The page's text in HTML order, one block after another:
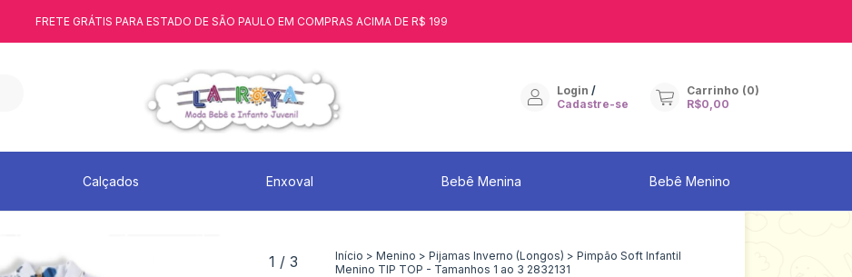
FRETE GRÁTIS PARA ESTADO DE SÃO PAULO EM COMPRAS ACIMA DE R$ 199
Login /
Cadastre-se
Carrinho (0)
R$0,00
Calçados Enxoval Bebê Menina Bebê Menino
1 / 3 Início > Menino > Pijamas Inverno (Longos) > Pimpão Soft Infantil
Menino TIP TOP - Tamanhos 1 ao 3 2832131